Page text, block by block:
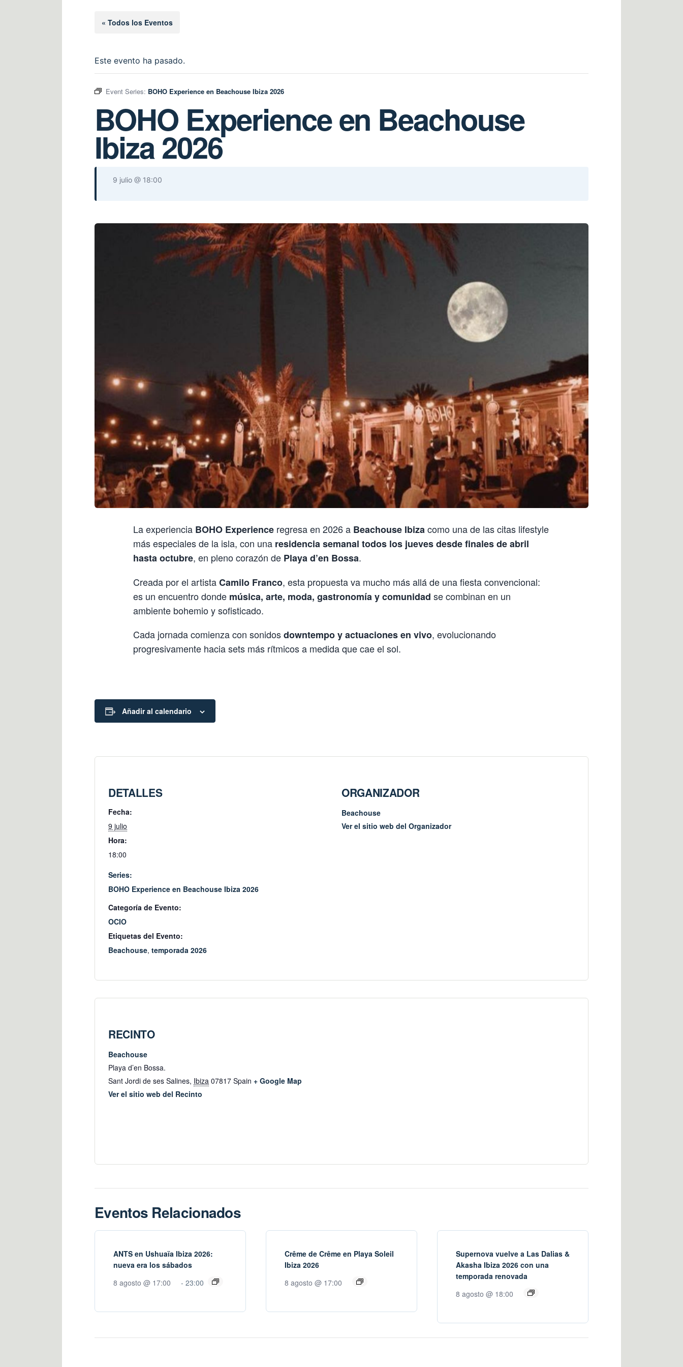
« Todos los Eventos
Este evento ha pasado.
Event Series: BOHO Experience en Beachouse Ibiza 2026
BOHO Experience en Beachouse
Ibiza 2026
9 julio @ 18:00
La experiencia BOHO Experience regresa en 2026 a Beachouse Ibizacomo una de las citas lifestyle
más especiales de la isla, con una residencia semanal todos los jueves desde finales de abril
hasta octubre, en pleno corazón de Playa d’en Bossa.
Creada por el artistaCamilo Franco, esta propuesta va mucho más allá de una fiesta convencional:
es un encuentro donde música, arte, moda, gastronomía y comunidad se combinan en un
ambiente bohemio y sofisticado.
Cada jornada comienza con sonidosdowntempo y actuaciones en vivo, evolucionando
progresivamente hacia sets más rítmicos a medida que cae el sol.
Añadir al calendario
DETALLES
Fecha:
9 julio
Hora:
18:00
Series:
BOHO Experience en Beachouse Ibiza 2026
Categoría de Evento:
OCIO
Etiquetas del Evento:
Beachouse, temporada 2026
ORGANIZADOR
Beachouse
Ver el sitio web del Organizador
RECINTO
Beachouse
Playa d’en Bossa.
Sant Jordi de ses Salines, Ibiza 07817 Spain + Google Map
Ver el sitio web del Recinto
Eventos Relacionados
ANTS en Ushuaïa Ibiza 2026:
nueva era los sábados
8 agosto @ 17:00
- 23:00
Crême de Crême en Playa Soleil
Ibiza 2026
8 agosto @ 17:00
Supernova vuelve a Las Dalias &
Akasha Ibiza 2026 con una
temporada renovada
8 agosto @ 18:00